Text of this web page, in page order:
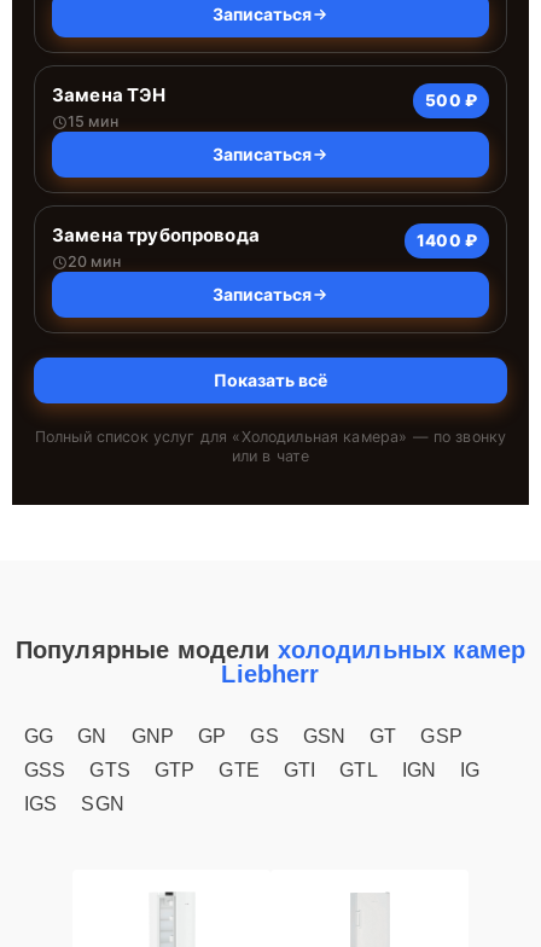
Записаться
Замена ТЭН
15 мин
500 ₽
Записаться
Замена трубопровода
20 мин
1400 ₽
Записаться
Показать всё
Полный список услуг для «Холодильная камера» — по звонку
или в чате
Популярные модели холодильных камер
Liebherr
GG GN GNP GP GS GSN GT
GSP
GSS
GTS GTP GTE GTI GTL IGN
IG
IGS
SGN